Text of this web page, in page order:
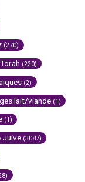
(270)
(220)
(2)
lait/viande (1)
(1)
Juive (3087)